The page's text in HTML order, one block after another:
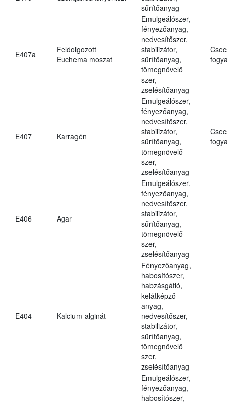
sűrítőanyag
E407a
Feldolgozott
Euchema moszat
Emulgeálószer,
fényezőanyag,
nedvesítőszer,
stabilizátor,
sűrítőanyag,
tömegnövelő
szer,
zselésítőanyag
E407 Karragén
Emulgeálószer,
fényezőanyag,
nedvesítőszer,
stabilizátor,
sűrítőanyag,
tömegnövelő
szer,
zselésítőanyag
E406 Agar
Emulgeálószer,
fényezőanyag,
nedvesítőszer,
stabilizátor,
sűrítőanyag,
tömegnövelő
szer,
zselésítőanyag
E404 Kalcium-alginát
Fényezőanyag,
habosítószer,
habzásgátló,
kelátképző
anyag,
nedvesítőszer,
stabilizátor,
sűrítőanyag,
tömegnövelő
szer,
zselésítőanyag
Emulgeálószer,
fényezőanyag,
habosítószer,